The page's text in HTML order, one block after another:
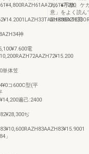
神
電
単体笠
コ600C型(平
遍己:2400
ぢ
」
ん。●手故、ケ
意」をよく読ん
NttKttEXTE田